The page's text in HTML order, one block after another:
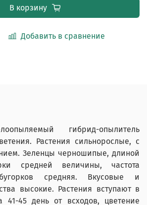
Добавить в сравнение
В корзину
гибрид-опылитель
Растения сильнорослые, с
Зеленцы черношипые, длиной
средней величины, частота
средняя. Вкусовые и
высокие. Растения вступают в
41-45 день от всходов, цветение